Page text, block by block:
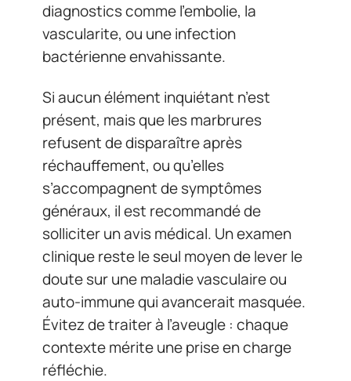
diagnostics comme l’embolie, la
vascularite, ou une infection
bactérienne envahissante.
Si aucun élément inquiétant n’est
présent, mais que les marbrures
refusent de disparaître après
réchauffement, ou qu’elles
s’accompagnent de symptômes
généraux, il est recommandé de
solliciter un avis médical. Un examen
clinique reste le seul moyen de lever le
doute sur une maladie vasculaire ou
auto-immune qui avancerait masquée.
Évitez de traiter à l’aveugle : chaque
contexte mérite une prise en charge
réfléchie.